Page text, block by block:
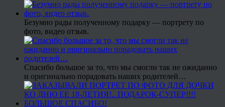
Безумно рады полученному подарку — портрету по
фото, видео отзыв.
Спасибо большое за то, что мы смогли так не ожиданно
и оригинально порадовать наших родителей…